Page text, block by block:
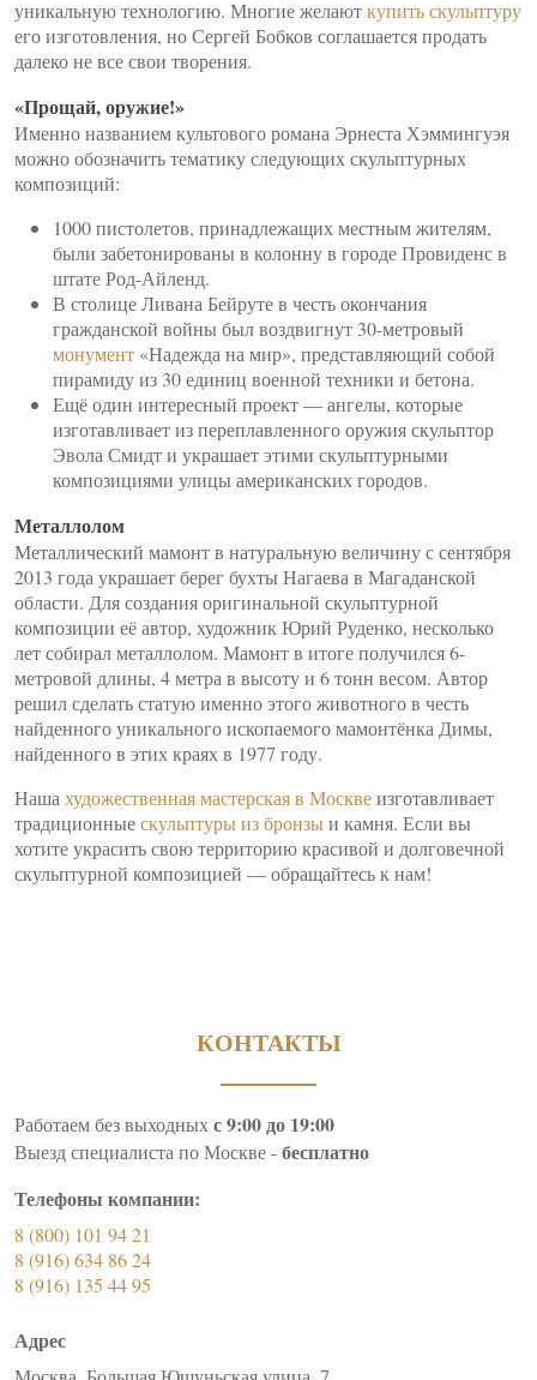
уникальную технологию. Многие желаюткупить скульптуру
его изготовления, но Сергей Бобков соглашается продать
далеко не все свои творения.
«Прощай, оружие!»
Именно названием культового романа Эрнеста Хэммингуэя
можно обозначить тематику следующих скульптурных
композиций:
1000 пистолетов, принадлежащих местным жителям,
были забетонированы в колонну в городе Провиденс в
штате Род-Айленд.
В столице Ливана Бейруте в честь окончания
гражданской войны был воздвигнут 30-метровый
монумент «Надежда на мир», представляющий собой
пирамиду из 30 единиц военной техники и бетона.
Ещё один интересный проект — ангелы, которые
изготавливает из переплавленного оружия скульптор
Эвола Смидт и украшает этими скульптурными
композициями улицы американских городов.
Металлолом
Металлический мамонт в натуральную величину с сентября
2013 года украшает берег бухты Нагаева в Магаданской
области. Для создания оригинальной скульптурной
композиции её автор, художник Юрий Руденко, несколько
лет собирал металлолом. Мамонт в итоге получился 6-
метровой длины, 4 метра в высоту и 6 тонн весом. Автор
решил сделать статую именно этого животного в честь
найденного уникального ископаемого мамонтёнка Димы,
найденного в этих краях в 1977 году.
Наша художественная мастерская в Москвеизготавливает
традиционныескульптуры из бронзыи камня. Если вы
хотите украсить свою территорию красивой и долговечной
скульптурной композицией — обращайтесь к нам!
КОНТАКТЫ
Работаем без выходныхс 9:00 до 19:00
Выезд специалиста по Москве -бесплатно
Телефоны компании:
8 (800) 101 94 21
8 (916) 634 86 24
8 (916) 135 44 95
Адрес